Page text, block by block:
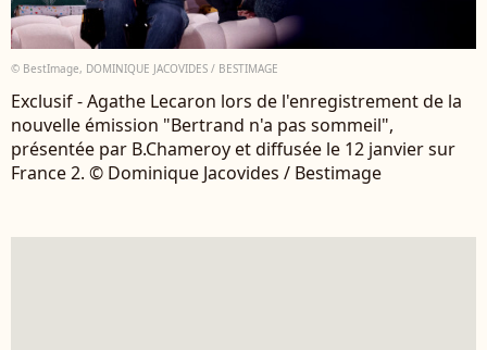
© BestImage, DOMINIQUE JACOVIDES / BESTIMAGE
Exclusif - Agathe Lecaron lors de l'enregistrement de la
nouvelle émission "Bertrand n'a pas sommeil",
présentée par B.Chameroy et diffusée le 12 janvier sur
France 2. © Dominique Jacovides / Bestimage